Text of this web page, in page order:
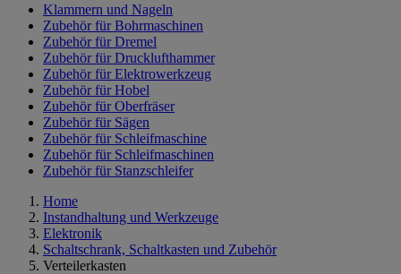
Klammern und Nageln
Zubehör für Bohrmaschinen
Zubehör für Dremel
Zubehör für Drucklufthammer
Zubehör für Elektrowerkzeug
Zubehör für Hobel
Zubehör für Oberfräser
Zubehör für Sägen
Zubehör für Schleifmaschine
Zubehör für Schleifmaschinen
Zubehör für Stanzschleifer
Home
Instandhaltung und Werkzeuge
Elektronik
Schaltschrank, Schaltkasten und Zubehör
Verteilerkasten